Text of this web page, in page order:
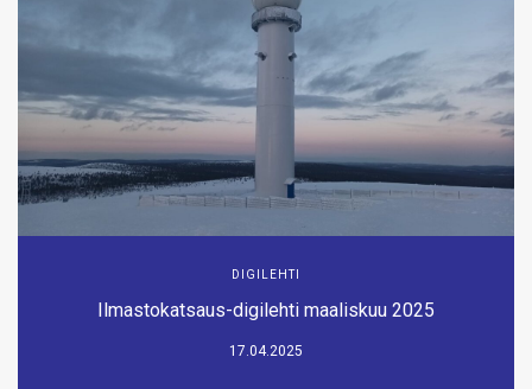
DIGILEHTI
Ilmastokatsaus-digilehti maaliskuu 2025
17.04.2025